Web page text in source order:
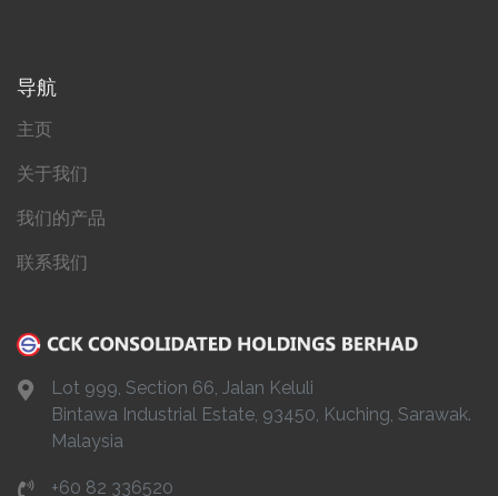
导航
主页
关于我们
我们的产品
联系我们
Lot 999, Section 66, Jalan Keluli
Bintawa Industrial Estate, 93450, Kuching, Sarawak.
Malaysia
+60 82 336520